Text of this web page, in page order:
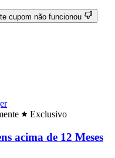
cupom não funcionou
Exclusivo
acima de 12 Meses